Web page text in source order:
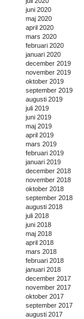
juni 2020
maj 2020
april 2020
mars 2020
februari 2020
januari 2020
december 2019
november 2019
oktober 2019
september 2019
augusti 2019
juli 2019
juni 2019
maj 2019
april 2019
mars 2019
februari 2019
januari 2019
december 2018
november 2018
oktober 2018
september 2018
augusti 2018
juli 2018
juni 2018
maj 2018
april 2018
mars 2018
februari 2018
januari 2018
december 2017
november 2017
oktober 2017
september 2017
augusti 2017